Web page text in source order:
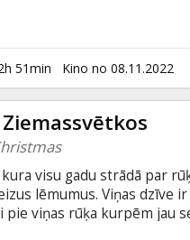
un sirdis salauztas. Kad
cits citam.
51min Kino no 08.11.2022
Ziemassvētkos
visu gadu strādā par
lēmumus. Viņas dzīve
pie viņas rūķa kurpēm jau